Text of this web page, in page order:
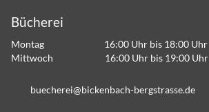
Bücherei
Montag 16:00 Uhr bis 18:00 Uhr
Mittwoch 16:00 Uhr bis 19:00 Uhr
b ch r b ck nb ch-b rgstr ss d